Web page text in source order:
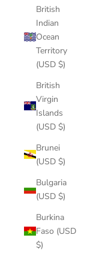
British
Indian
Ocean
Territory
(USD $)
British
Virgin
Islands
(USD $)
Brunei
(USD $)
Bulgaria
(USD $)
Burkina
Faso (USD
$)